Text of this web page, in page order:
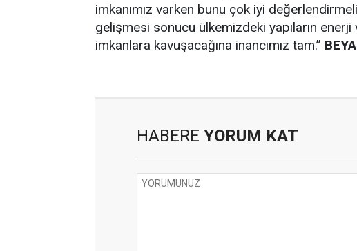
imkanımız varken bunu çok iyi
gelişmesi sonucu ülkemizdeki yapıların
imkanlara kavuşacağına inancımız tam.”
HABERE YORUM KAT